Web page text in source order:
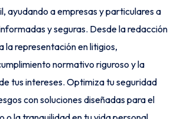
ayudando a empresas y particulares a
y seguras. Desde la redacción
la representación en litigios,
normativo riguroso y la
tus intereses. Optimiza tu seguridad
con soluciones diseñadas para el